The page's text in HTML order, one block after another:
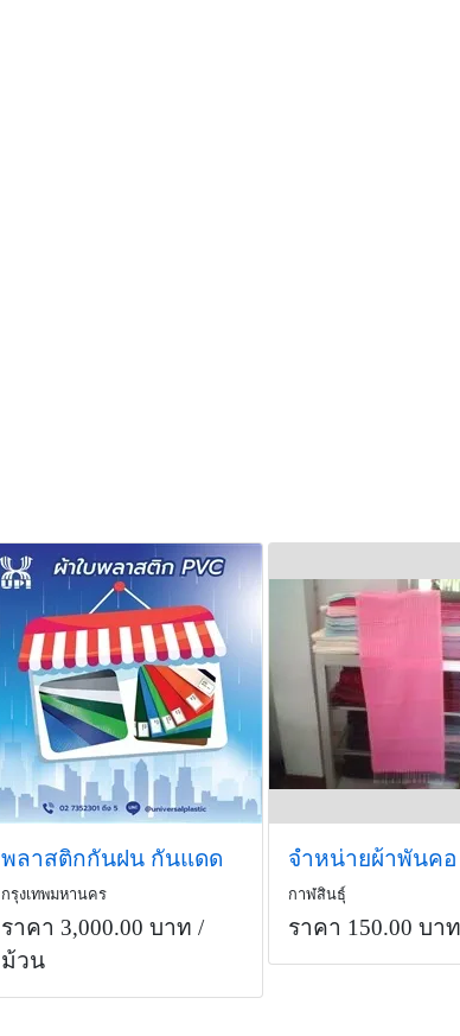
พลาสติกกันฝน กันแดด
กรุงเทพมหานคร
ราคา 3,000.00 บาท /
ม้วน
จำหน่ายผ้าพันคอ
กาฬสินธุ์
ราคา 150.00 บาท